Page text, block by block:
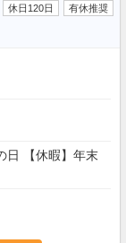
休日120日
有休推奨
日 【休暇】年末